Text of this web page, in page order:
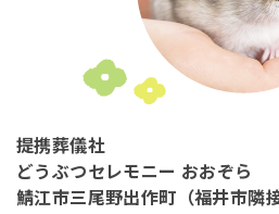
提携葬儀社
どうぶつセレモニー おおぞら
鯖江市三尾野出作町（福井市隣接